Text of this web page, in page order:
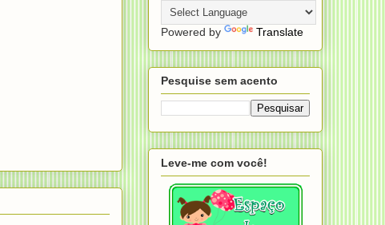
Powered by Translate
Pesquise sem acento
Leve-me com você!